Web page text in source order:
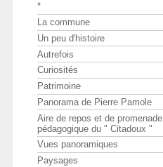
*
La commune
Un peu d'histoire
Autrefois
Curiosités
Patrimoine
Panorama de Pierre Pamole
Aire de repos et de promenade
pédagogique du " Citadoux "
Vues panoramiques
Paysages